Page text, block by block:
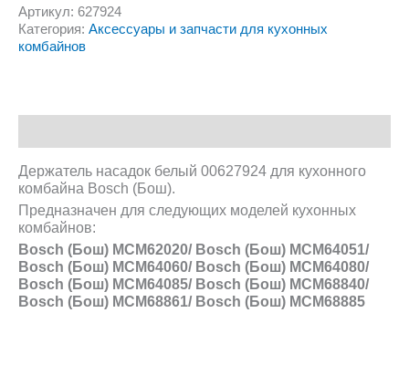
Артикул: 627924
Категория: Аксессуары и запчасти для кухонных
комбайнов
Держатель насадок белый 00627924 для кухонного
комбайна Bosch (Бош).
Предназначен для следующих моделей кухонных
комбайнов:
Bosch (Бош) MCM62020/ Bosch (Бош) MCM64051/
Bosch (Бош) MCM64060/ Bosch (Бош) MCM64080/
Bosch (Бош) MCM64085/ Bosch (Бош) MCM68840/
Bosch (Бош) MCM68861/ Bosch (Бош) MCM68885